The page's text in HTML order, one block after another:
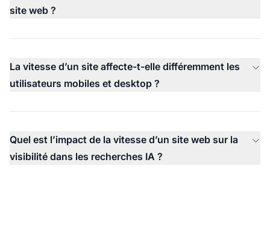
site web ?
La vitesse d’un site affecte-t-elle différemment les
utilisateurs mobiles et desktop ?
Quel est l’impact de la vitesse d’un site web sur la
visibilité dans les recherches IA ?